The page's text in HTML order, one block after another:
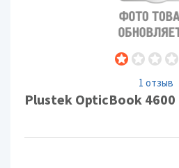
1 отзыв
Plustek OpticBook 4600